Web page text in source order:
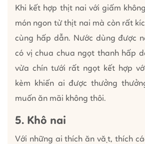
Khi kết hợp thịt nai với giấm
món ngon từ thịt nai mà còn rất
cùng hấp dẫn. Nước dùng được
có vị chua chua ngọt thanh hấp
vừa chín tưới rất ngọt kết hợp
kèm khiến ai được thưởng
muốn ăn mãi không thôi.
5. Khô nai
Với những ai thích ăn vặt, thích